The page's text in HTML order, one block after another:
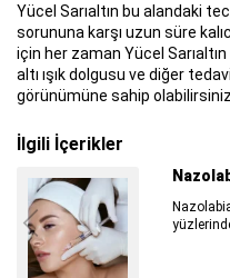
Yücel Sarıaltın bu alandaki
sorununa karşı uzun süre
için her zaman Yücel
altı ışık dolgusu ve diğer
görünümüne sahip olabilirsiniz.
İlgili İçerikler
Plastik
Plastik
benlerin